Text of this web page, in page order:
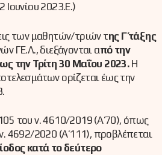
Ιουνίου 2023.Ε.)
των μαθητών/τριών της Γ΄ τάξης
ΓΕ.Λ., διεξάγονται από την
την Τρίτη 30 Μαΐου 2023.Η
ορίζεται έως την
του ν. 4610/2019 (Α΄ 70), όπως
4692/2020 (Α΄ 111), προβλέπεται
κατά το δεύτερο